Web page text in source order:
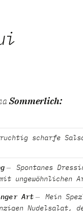
Sommerlich:
scharfe
Spontanes
ungewöhnlichen
Art
Mein
Nudelsalat,